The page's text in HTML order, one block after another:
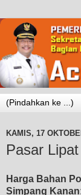
KAMIS, 17
Pasar
Harga Bahan
Simpang